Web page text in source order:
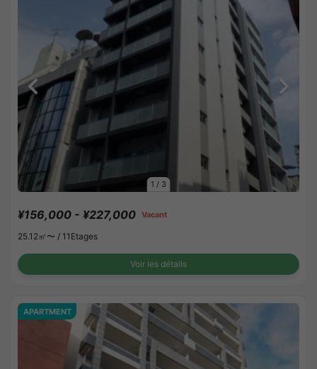
1 / 3
¥156,000 - ¥227,000 Vacant
25.12㎡〜 / 11Etages
Voir les détails
APARTMENT